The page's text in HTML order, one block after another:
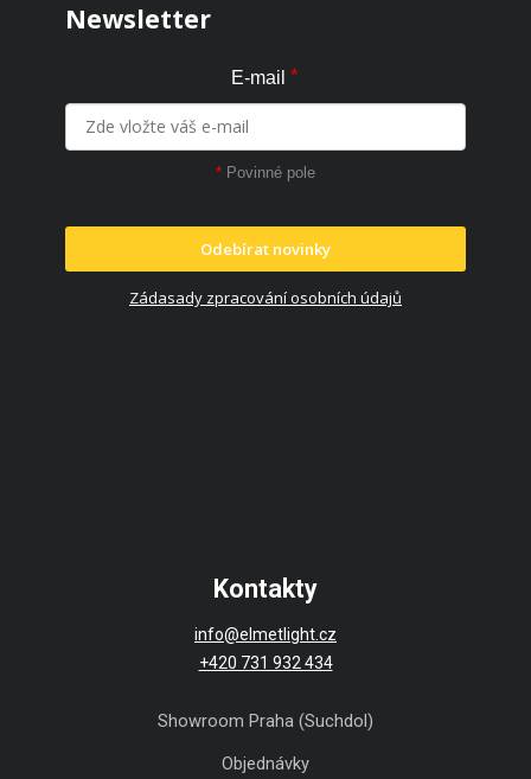
Newsletter
E-mail *
* Povinné pole
Odebírat novinky
Zádasady zpracování osobních údajů
Kontakty
info@elmetlight.cz
+420 731 932 434
Showroom Praha (Suchdol)
Objednávky